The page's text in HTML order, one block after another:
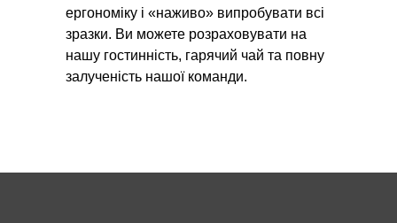
ергономіку і «наживо» випробувати всі
зразки. Ви можете розраховувати на
нашу гостинність, гарячий чай та повну
залученість нашої команди.